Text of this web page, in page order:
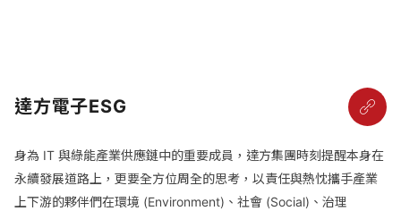
達方電子ESG
身為 IT 與綠能產業供應鏈中的重要成員，達方集團時刻提醒本身在
永續發展道路上，更要全方位周全的思考，以責任與熱忱攜手產業
上下游的夥伴們在環境 (Environment)、社會 (Social)、治理